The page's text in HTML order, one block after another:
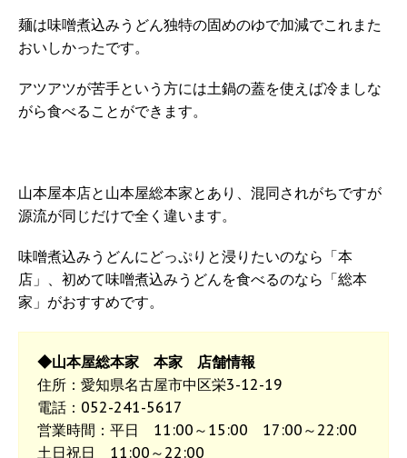
麺は味噌煮込みうどん独特の固めのゆで加減でこれまた
おいしかったです。
アツアツが苦手という方には土鍋の蓋を使えば冷ましな
がら食べることができます。
山本屋本店と山本屋総本家とあり、混同されがちですが
源流が同じだけで全く違います。
味噌煮込みうどんにどっぷりと浸りたいのなら「本
店」、初めて味噌煮込みうどんを食べるのなら「総本
家」がおすすめです。
◆山本屋総本家 本家 店舗情報
住所：愛知県名古屋市中区栄3-12-19
電話：052-241-5617
営業時間：平日 11:00～15:00 17:00～22:00
土日祝日 11:00～22:00